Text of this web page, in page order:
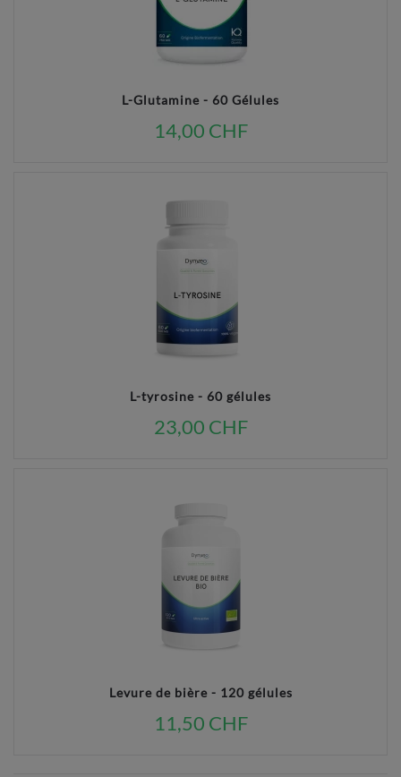
L-Glutamine - 60 Gélules
14,00 CHF
L-tyrosine - 60 gélules
23,00 CHF
Levure de bière - 120 gélules
11,50 CHF